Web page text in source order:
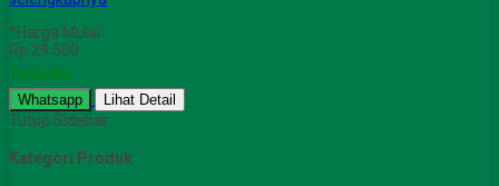
*Harga Mulai
Rp 29.500
Tersedia
Whatsapp Lihat Detail
Tutup Sidebar
Kategori Produk